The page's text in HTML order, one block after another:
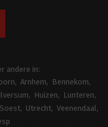
andere in:
Arnhem
Bennekom
Huizen
Lunteren
Soest Utrecht Veenendaal